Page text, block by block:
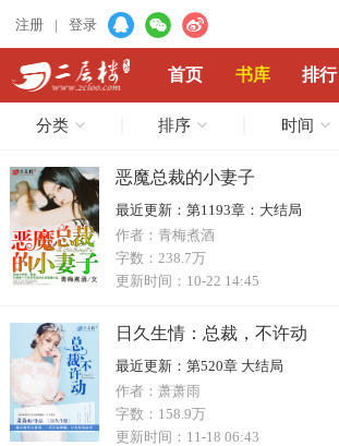
注册 | 登录
首页 书库 排行
分类 排序 时间
恶魔总裁的小妻子
最近更新： 第1193章：大结局
作者： 青梅煮酒
字数： 238.7万
更新时间： 10-22 14:45
日久生情：总裁，不许动
最近更新：
第520章 大结局
作者： 萧萧雨
字数： 158.9万
更新时间： 11-18 06:43